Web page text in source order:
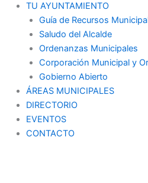
TU AYUNTAMIENTO
Guía de Recursos
Saludo del Alcalde
Ordenanzas Municipales
Corporación Municipal y
Gobierno Abierto
ÁREAS MUNICIPALES
DIRECTORIO
EVENTOS
CONTACTO